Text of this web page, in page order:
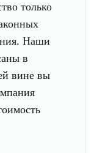
только
Наши
в
вине вы